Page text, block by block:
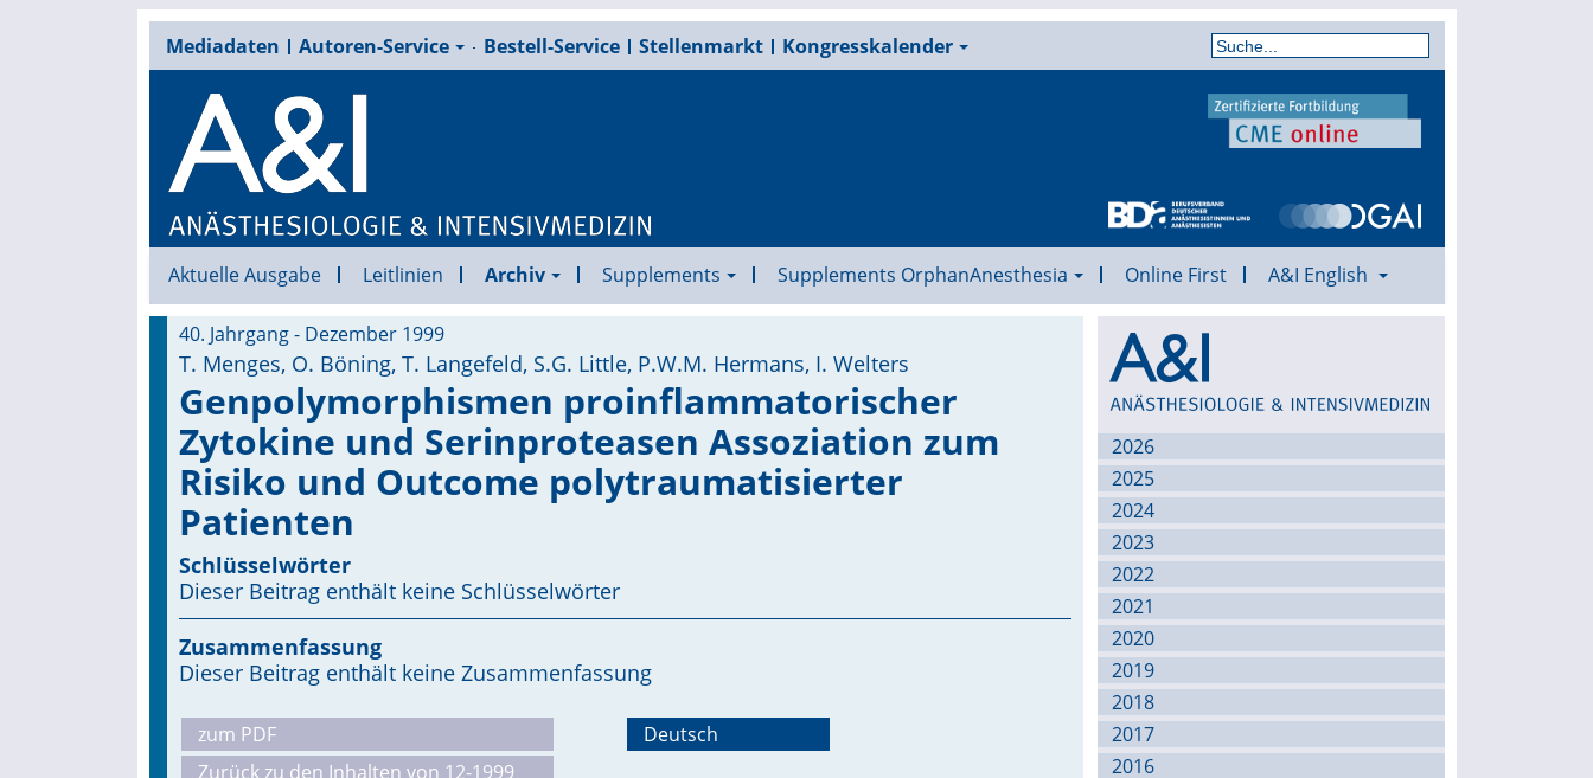
Mediadaten Autoren-Service Bestell-Service Stellenmarkt Kongresskalender
Aktuelle Ausgabe Leitlinien Archiv Supplements Supplements OrphanAnesthesia Online First A&I English
40. Jahrgang - Dezember 1999
T. Menges, O. Böning, T. Langefeld, S.G. Little, P.W.M. Hermans, I. Welters
Genpolymorphismen proinflammatorischer
Zytokine und Serinproteasen Assoziation zum
Risiko und Outcome polytraumatisierter
Patienten
Schlüsselwörter
Dieser Beitrag enthält keine Schlüsselwörter
Zusammenfassung
Dieser Beitrag enthält keine Zusammenfassung
zum PDF
Zurück zu den Inhalten von 12-1999
Deutsch
Archiv
2026
2025
2024
2023
2022
2021
2020
2019
2018
2017
2016